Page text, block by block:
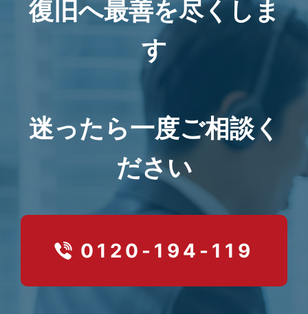
復旧へ最善を尽くしま
す
迷ったら一度ご相談く
ださい
0120-194-119